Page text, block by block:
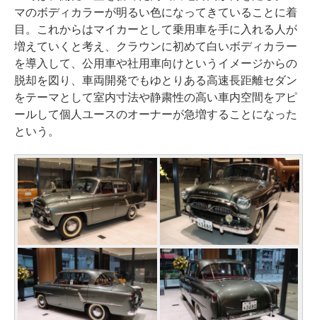
マのボディカラーが明るい色になってきていることに着
目。これからはマイカーとして乗用車を手に入れる人が
増えていくと考え、クラウンに初めて白いボディカラー
を導入して、公用車や社用車向けというイメージからの
脱却を図り、車両開発でもゆとりある高速長距離セダン
をテーマとして室内寸法や静粛性の高い車内空間をアピ
ールして個人ユースのオーナーが急増することになった
という。